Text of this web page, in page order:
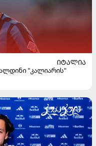
ᲘᲢᲐᲚᲘᲐ
"კალიარის"